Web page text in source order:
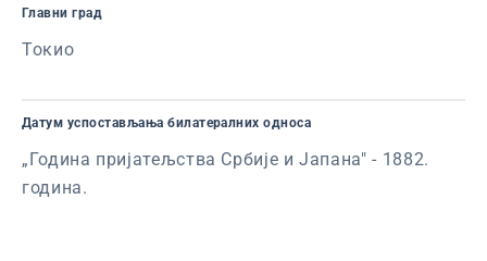
Главни град
Токио
Датум успостављања билатералних односа
„Година пријатељства Србије и Јапана" - 1882.
година.